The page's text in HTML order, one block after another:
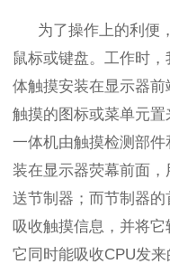
为了操作上的利便
鼠标或键盘。工作时
体触摸安装在显示器
触摸的图标或菜单元
一体机由触摸检测部
装在显示器荧幕前面
送节制器；而节制器
吸收触摸信息，并将
它同时能吸收CPU发来